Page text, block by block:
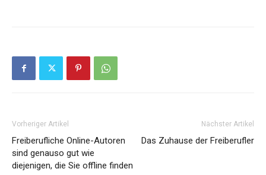
Vorheriger Artikel
Freiberufliche Online-Autoren
sind genauso gut wie
diejenigen, die Sie offline finden
Nächster Artikel
Das Zuhause der Freiberufler